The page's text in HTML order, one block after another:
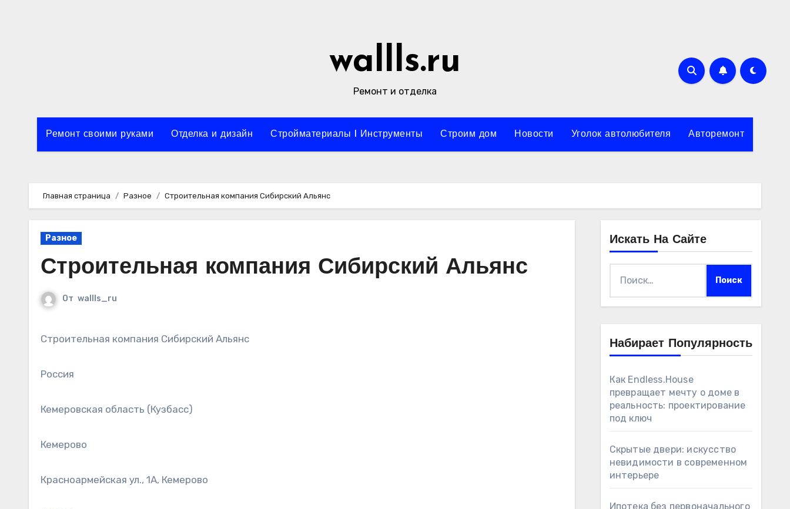
wallls.ru
Ремонт и отделка
Ремонт своими руками Отделка и дизайн Стройматериалы l Инструменты Строим дом Новости Уголок автолюбителя Авторемонт
Главная страница Разное Строительная компания Сибирский Альянс
Разное
Строительная компания Сибирский Альянс
От wallls_ru
Строительная компания Сибирский Альянс
Россия
Кемеровская область (Кузбасс)
Кемерово
Красноармейская ул., 1А, Кемерово
Искать На Сайте
Набирает Популярность
Как Endless.House
превращает мечту о доме в
реальность: проектирование
под ключ
Скрытые двери: искусство
невидимости в современном
интерьере
Ипотека без первоначального